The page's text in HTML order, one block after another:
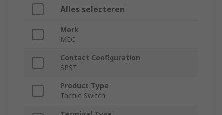
Alles selecteren
Merk
MEC
Contact Configuration
SPST
Product Type
Tactile Switch